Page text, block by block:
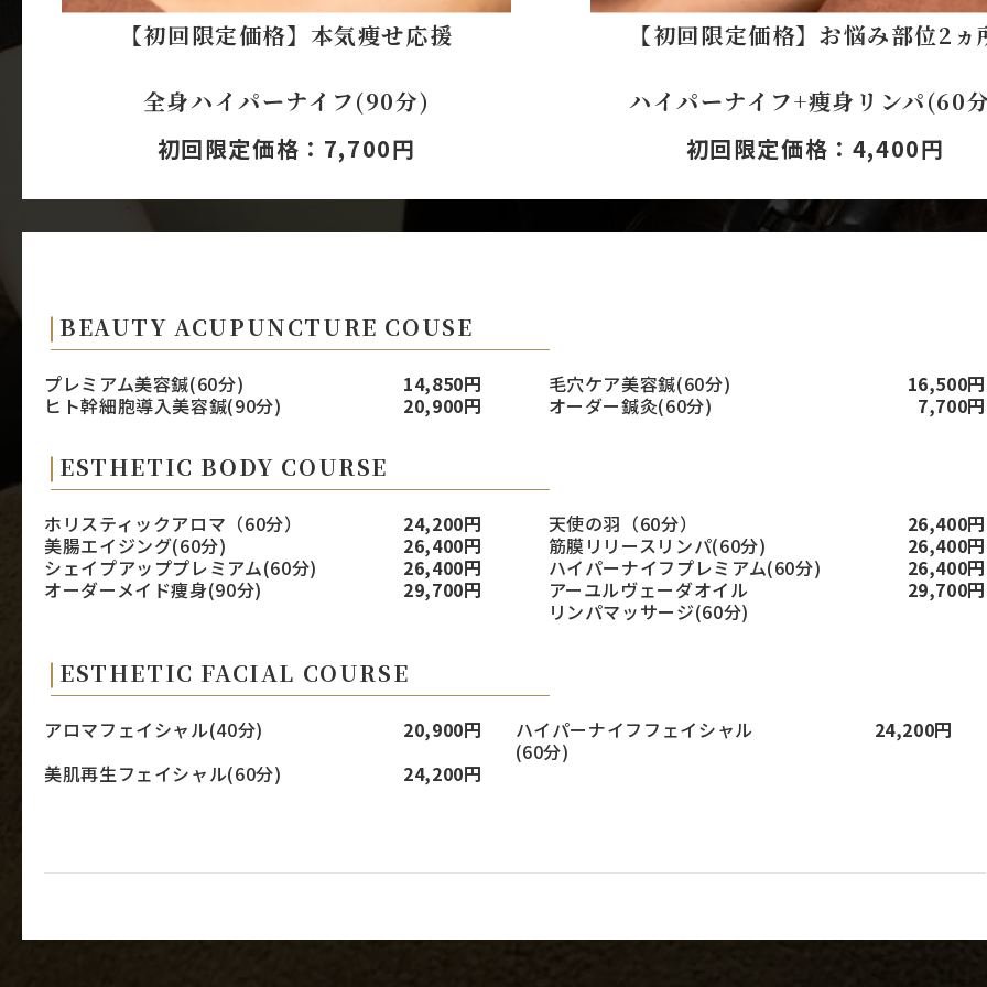
【初回限定価格】本気痩せ応援
全身ハイパーナイフ(90分)
初回限定価格：7,700円
【初回限定価格】お悩み部位2ヵ
ハイパーナイフ+痩身リンパ(60
初回限定価格：4,400円
BEAUTY ACUPUNCTURE COUSE
プレミアム美容鍼(60分) 14,850円 毛穴ケア美容鍼(60分)
16,500円
ヒト幹細胞導入美容鍼(90分)
20,900円 オーダー鍼灸(60分) 7,700円
ESTHETIC BODY COURSE
ホリスティックアロマ（60分） 24,200円 天使の羽（60分）
26,400円
美腸エイジング(60分)
26,400円 筋膜リリースリンパ(60分)
26,400円
シェイプアッププレミアム(60分)
26,400円 ハイパーナイフプレミアム(60分)
26,400円
オーダーメイド痩身(90分)
29,700円
アーユルヴェーダオイル
リンパマッサージ(60分)
29,700円
ESTHETIC FACIAL COURSE
アロマフェイシャル(40分) 20,900円
ハイパーナイフフェイシャル
(60分)
24,200円
美肌再生フェイシャル(60分)
24,200円